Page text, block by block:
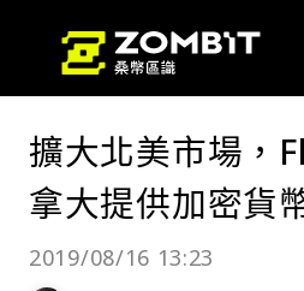
擴大北美市場，
拿大提供加密貨
2019/08/16 13:23